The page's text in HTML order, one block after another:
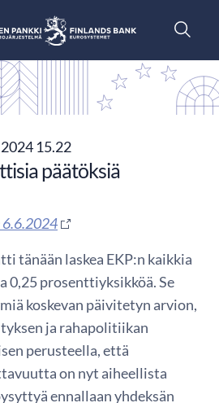
15.22
päätöksiä
6.6.2024
tänään laskea EKP:n kaikkia
0,25 prosenttiyksikköä. Se
koskevan päivitetyn arvion,
ja rahapolitiikan
perusteella, että
on nyt aiheellista
ennallaan yhdeksän